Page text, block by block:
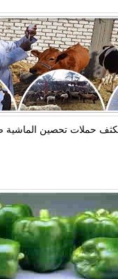
حملات تحصين الماشية